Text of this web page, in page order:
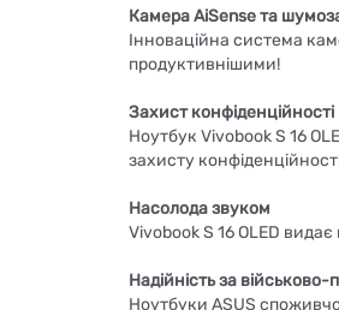
Камера AiSense та
Інноваційна система
продуктивнішими!
Захист конфіденційності
Ноутбук Vivobook S 16
захисту
Насолода звуком
Vivobook S 16 OLED
Надійність за
Ноутбуки ASUS